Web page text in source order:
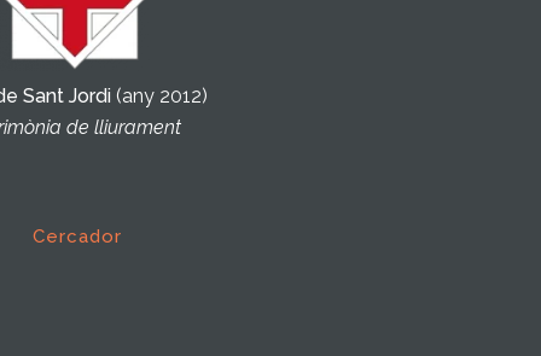
Sant Jordi (any 2012)
de lliurament
Cercador